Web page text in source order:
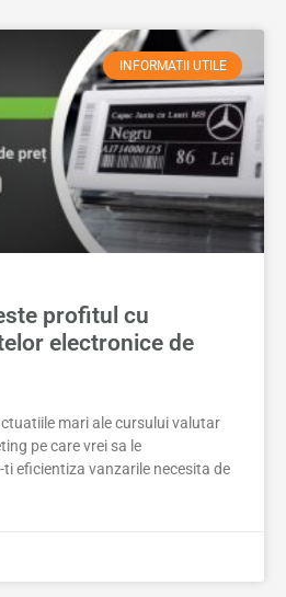
INFORMATII UTILE
profitul cu
electronice de
mari ale cursului valutar
pe care vrei sa le
eficientiza vanzarile necesita de